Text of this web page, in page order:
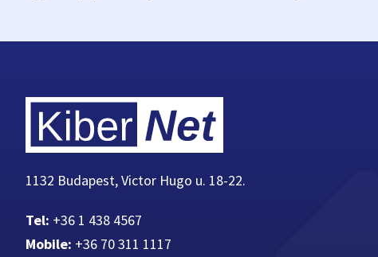
1132 Budapest, Victor Hugo u. 18-22.
Tel: +36 1 438 4567
Mobile: +36 70 311 1117